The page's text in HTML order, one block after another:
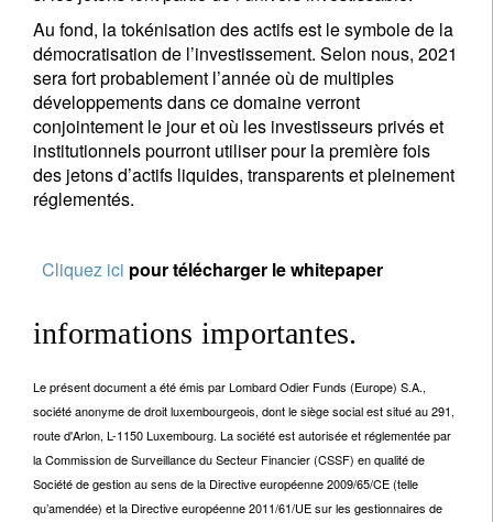
Au fond, la tokénisation des actifs est le symbole de la
démocratisation de l’investissement. Selon nous, 2021
sera fort probablement l’année où de multiples
développements dans ce domaine verront
conjointement le jour et où les investisseurs privés et
institutionnels pourront utiliser pour la première fois
des jetons d’actifs liquides, transparents et pleinement
réglementés.
Cliquez ici pour télécharger le whitepaper
informations importantes.
Le présent document a été émis par Lombard Odier Funds (Europe) S.A.,
société anonyme de droit luxembourgeois, dont le siège social est situé au 291,
route d'Arlon, L-1150 Luxembourg. La société est autorisée et réglementée par
la Commission de Surveillance du Secteur Financier (CSSF) en qualité de
Société de gestion au sens de la Directive européenne 2009/65/CE (telle
qu’amendée) et la Directive européenne 2011/61/UE sur les gestionnaires de